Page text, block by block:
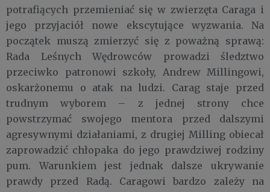
potrafiących przemieniać się w zwierzęta Caraga i
jego przyjaciół nowe ekscytujące wyzwania. Na
początek muszą zmierzyć się z poważną sprawą:
Rada Leśnych Wędrowców prowadzi śledztwo
przeciwko patronowi szkoły, Andrew Millingowi,
oskarżonemu o atak na ludzi. Carag staje przed
trudnym wyborem – z jednej strony chce
powstrzymać swojego mentora przed dalszymi
agresywnymi działaniami, z drugiej Milling obiecał
zaprowadzić chłopaka do jego prawdziwej rodziny
pum. Warunkiem jest jednak dalsze ukrywanie
prawdy przed Radą. Caragowi bardzo zależy na